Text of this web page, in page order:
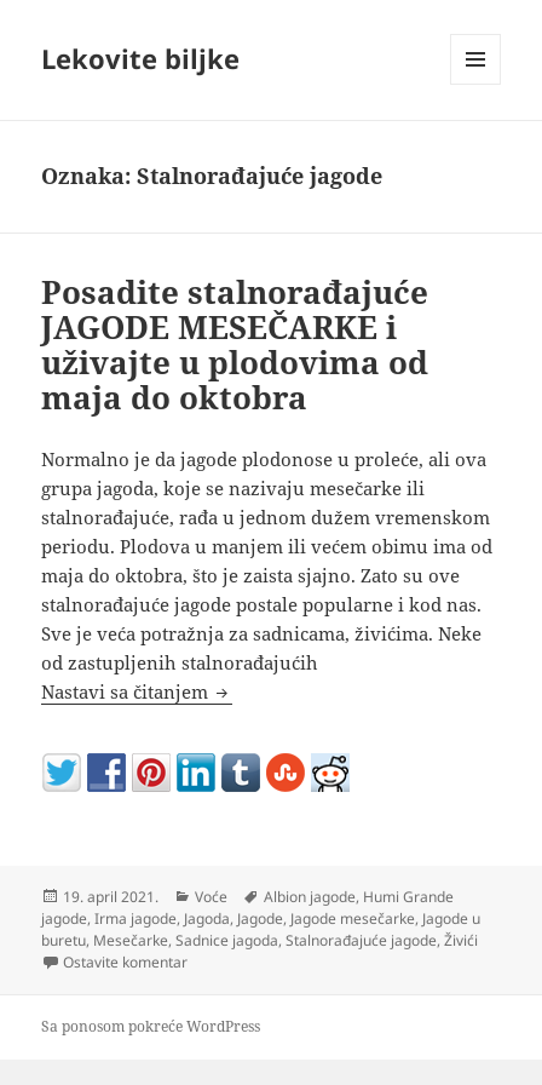
Lekovite biljke
Oznaka:Stalnorađajuće jagode
Posadite stalnorađajuće
JAGODE MESEČARKE i
uživajte u plodovima od
maja do oktobra
Normalno je da jagode plodonose u proleće, ali ova
grupa jagoda, koje se nazivaju mesečarke ili
stalnorađajuće, rađa u jednom dužem vremenskom
periodu. Plodova u manjem ili većem obimu ima od
maja do oktobra, što je zaista sjajno. Zato su ove
stalnorađajuće jagode postale popularne i kod nas.
Sve je veća potražnja za sadnicama, živićima. Neke
od zastupljenih stalnorađajućih
Nastavi sa čitanjem Posadite stalnorađajuće JAGODE
Objavljeno
19. april 2021. Kategorije
Voće Oznake
Albion jagode, Humi Grande
jagode,Irma jagode, Jagoda, Jagode, Jagode mesečarke, Jagode u
buretu, Mesečarke,Sadnice jagoda,Stalnorađajuće jagode,Živići
Ostavite komentarna Posadite stalnorađajuće JAGODE MESEČARKE i
Sa ponosom pokreće WordPress